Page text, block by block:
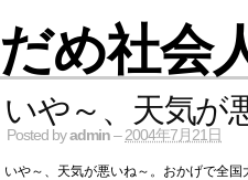
だめ社会
いや～、天気が
Posted byadmin –2004年7月21日
いや～、天気が悪いね～。おかげで全